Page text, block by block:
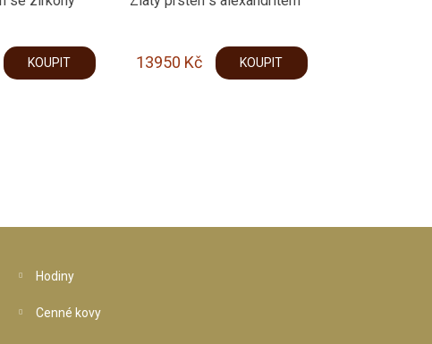
KOUPIT 13950 Kč KOUPIT
Hodiny
Cenné kovy